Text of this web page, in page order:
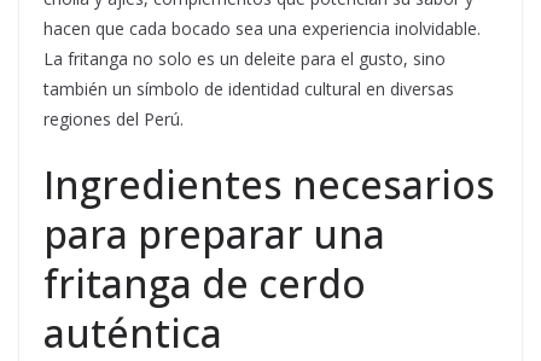
hacen que cada bocado sea una experiencia inolvidable.
La fritanga no solo es un deleite para el gusto, sino
también un símbolo de identidad cultural en diversas
regiones del Perú.
Ingredientes necesarios
para preparar una
fritanga de cerdo
auténtica